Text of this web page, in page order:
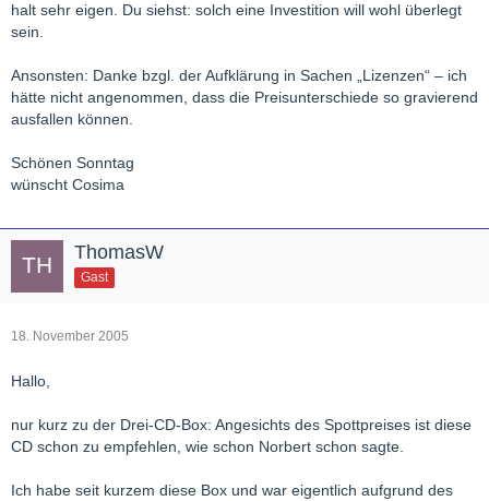
halt sehr eigen. Du siehst: solch eine Investition will wohl überlegt
sein.
Ansonsten: Danke bzgl. der Aufklärung in Sachen „Lizenzen“ – ich
hätte nicht angenommen, dass die Preisunterschiede so gravierend
ausfallen können.
Schönen Sonntag
wünscht Cosima
ThomasW
Gast
18. November 2005
Hallo,
nur kurz zu der Drei-CD-Box: Angesichts des Spottpreises ist diese
CD schon zu empfehlen, wie schon Norbert schon sagte.
Ich habe seit kurzem diese Box und war eigentlich aufgrund des